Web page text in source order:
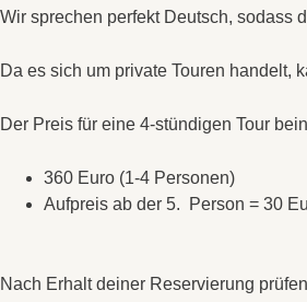
Wir sprechen perfekt Deutsch, sodass
Da es sich um private Touren handelt,
Der Preis für eine 4-stündigen Tour
360 Euro (1-4 Personen)
Aufpreis ab der 5. Person = 30
Nach Erhalt deiner Reservierung